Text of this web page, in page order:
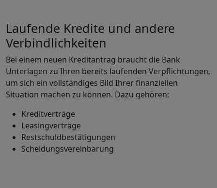
Laufende Kredite und andere
Verbindlichkeiten
Bei einem neuen Kreditantrag braucht die Bank
Unterlagen zu Ihren bereits laufenden Verpflichtungen,
um sich ein vollständiges Bild Ihrer finanziellen
Situation machen zu können. Dazu gehören:
Kreditverträge
Leasingverträge
Restschuldbestätigungen
Scheidungsvereinbarung